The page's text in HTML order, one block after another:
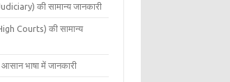
की सामान्य जानकारी
Courts) की सामान्य
भाषा में जानकारी